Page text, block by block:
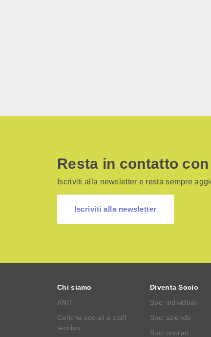
Resta in contatto con
Iscriviti alla newsletter e resta sempre
Iscriviti alla newsletter
Chi siamo
ANIT
Cariche sociali e staff
tecnico
Diventa Socio
Soci individuali
Soci aziende
Soci onorari